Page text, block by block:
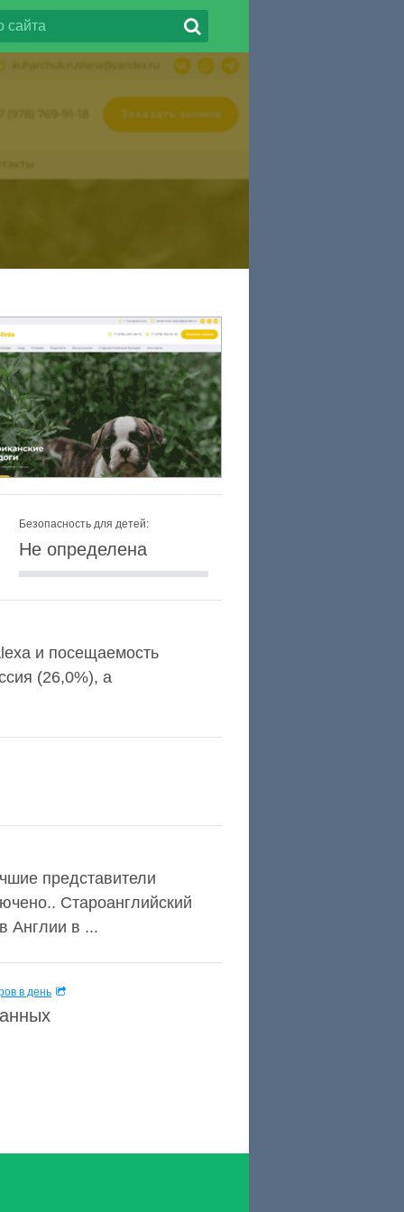
Безопасность для детей:
Не определена
и посещаемость
(26,0%), а
представители
Староанглийский
Англии в ...
в день